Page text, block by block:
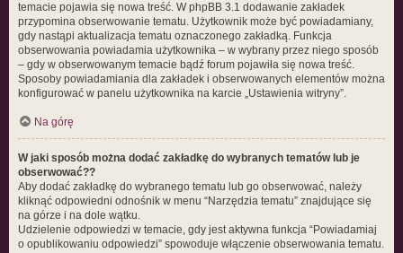
temacie pojawia się nowa treść. W phpBB 3.1 dodawanie zakładek
przypomina obserwowanie tematu. Użytkownik może być powiadamiany,
gdy nastąpi aktualizacja tematu oznaczonego zakładką. Funkcja
obserwowania powiadamia użytkownika – w wybrany przez niego sposób
– gdy w obserwowanym temacie bądź forum pojawiła się nowa treść.
Sposoby powiadamiania dla zakładek i obserwowanych elementów można
konfigurować w panelu użytkownika na karcie „Ustawienia witryny”.
Na górę
W jaki sposób można dodać zakładkę do wybranych tematów lub je
obserwować??
Aby dodać zakładkę do wybranego tematu lub go obserwować, należy
kliknąć odpowiedni odnośnik w menu “Narzędzia tematu” znajdujące się
na górze i na dole wątku.
Udzielenie odpowiedzi w temacie, gdy jest aktywna funkcja “Powiadamiaj
o opublikowaniu odpowiedzi” spowoduje włączenie obserwowania tematu.